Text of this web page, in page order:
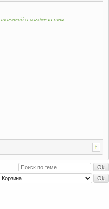
о создании тем.